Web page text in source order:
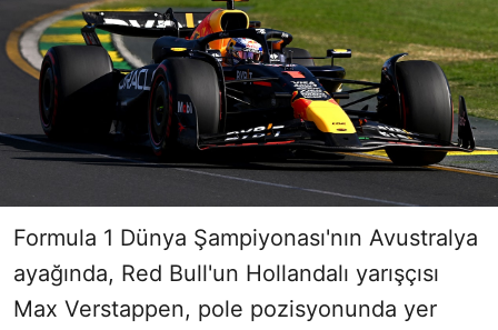
Formula 1 Dünya Şampiyonası'nın Avustralya
ayağında, Red Bull'un Hollandalı yarışçısı
Max Verstappen, pole pozisyonunda yer